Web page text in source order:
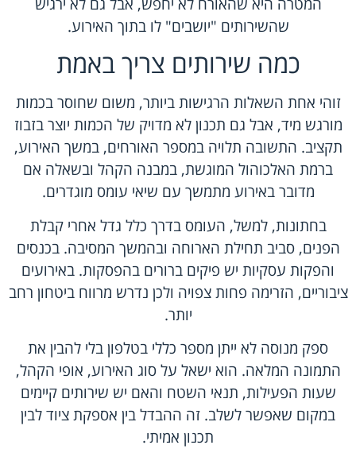
שהשירותים "יושבים" לו בתוך האירוע.
כמה שירותים צריך באמת
זוהי אחת השאלות הרגישות ביותר, משום שחוסר בכמות
מורגש מיד, אבל גם תכנון לא מדויק של הכמות יוצר בזבוז
תקציב. התשובה תלויה במספר האורחים, במשך האירוע,
ברמת האלכוהול המוגשת, במבנה הקהל ובשאלה אם
מדובר באירוע מתמשך עם שיאי עומס מוגדרים.
בחתונות, למשל, העומס בדרך כלל גדל אחרי קבלת
הפנים, סביב תחילת הארוחה ובהמשך המסיבה. בכנסים
והפקות עסקיות יש פיקים ברורים בהפסקות. באירועים
ציבוריים, הזרימה פחות צפויה ולכן נדרש מרווח ביטחון רחב
יותר.
ספק מנוסה לא ייתן מספר כללי בטלפון בלי להבין את
התמונה המלאה. הוא ישאל על סוג האירוע, אופי הקהל,
שעות הפעילות, תנאי השטח והאם יש שירותים קיימים
במקום שאפשר לשלב. זה ההבדל בין אספקת ציוד לבין
תכנון אמיתי.